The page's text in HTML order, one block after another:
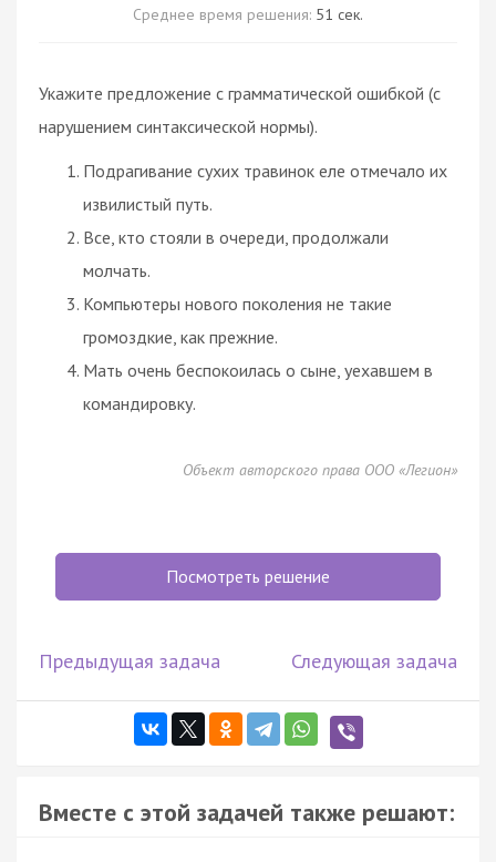
Среднее время решения: 51 сек.
Укажите предложение с грамматической ошибкой (с
нарушением синтаксической нормы).
Подрагивание сухих травинок еле отмечало их
извилистый путь.
Все, кто стояли в очереди, продолжали
молчать.
Компьютеры нового поколения не такие
громоздкие, как прежние.
Мать очень беспокоилась о сыне, уехавшем в
командировку.
Объект авторского права ООО «Легион»
Посмотреть решение
Предыдущая задача Следующая задача
Вместе с этой задачей также решают: